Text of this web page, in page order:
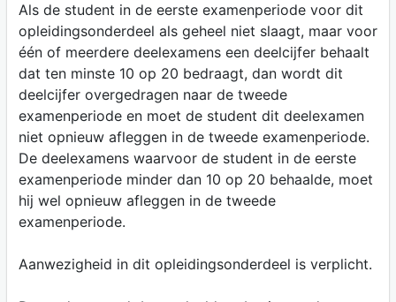
Als de student in de eerste examenperiode voor dit
opleidingsonderdeel als geheel niet slaagt, maar voor
één of meerdere deelexamens een deelcijfer behaalt
dat ten minste 10 op 20 bedraagt, dan wordt dit
deelcijfer overgedragen naar de tweede
examenperiode en moet de student dit deelexamen
niet opnieuw afleggen in de tweede examenperiode.
De deelexamens waarvoor de student in de eerste
examenperiode minder dan 10 op 20 behaalde, moet
hij wel opnieuw afleggen in de tweede
examenperiode.
Aanwezigheid in dit opleidingsonderdeel is verplicht.